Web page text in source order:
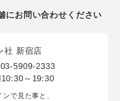
にお問い合わせください
社 新宿店
03-5909-2333
10:30～19:30
で見た事と、